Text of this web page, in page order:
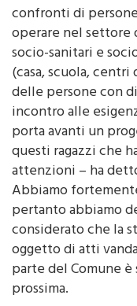
perseguire finalità
confronti di
operare nel settore
socio-sanitari e
(casa, scuola,
delle persone con
incontro alle
porta avanti un
questi ragazzi che
attenzioni – ha
Abbiamo
pertanto abbiamo
considerato che la
oggetto di atti
parte del Comune è